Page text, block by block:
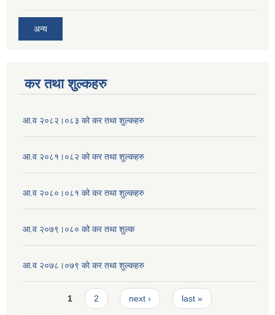
अन्य
कर तथा शुल्कहरु
आ.व २०८२।०८३ को कर तथा शुल्कहरु
आ.व २०८१।०८२ को कर तथा शुल्कहरु
आ.व २०८०।०८१ को कर तथा शुल्कहरु
आ.व २०७९।०८० को कर तथा शुल्क
आ.व २०७८।०७९ काे कर तथा शुल्कहरु
Pages1 2 next › last »